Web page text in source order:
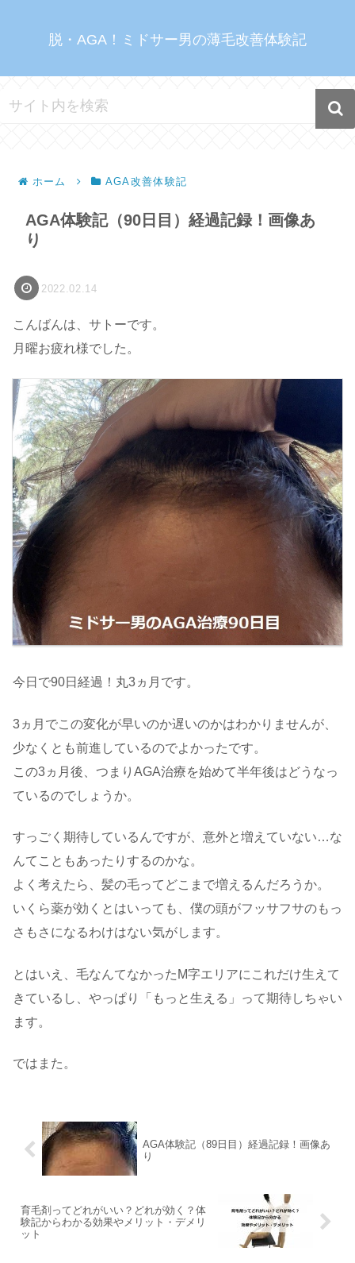
脱・AGA！ミドサー男の薄毛改善体験記
ホーム AGA改善体験記
AGA体験記（90日目）経過記録！画像あ
り
2022.02.14
こんばんは、サトーです。
月曜お疲れ様でした。
今日で90日経過！丸3ヵ月です。
3ヵ月でこの変化が早いのか遅いのかはわかりませんが、
少なくとも前進しているのでよかったです。
この3ヵ月後、つまりAGA治療を始めて半年後はどうなっ
ているのでしょうか。
すっごく期待しているんですが、意外と増えていない…な
んてこともあったりするのかな。
よく考えたら、髪の毛ってどこまで増えるんだろうか。
いくら薬が効くとはいっても、僕の頭がフッサフサのもっ
さもさになるわけはない気がします。
とはいえ、毛なんてなかったM字エリアにこれだけ生えて
きているし、やっぱり「もっと生える」って期待しちゃい
ます。
ではまた。
AGA体験記（89日目）経過記録！画像あ
り
育毛剤ってどれがいい？どれが効く？体
験記からわかる効果やメリット・デメリ
ット